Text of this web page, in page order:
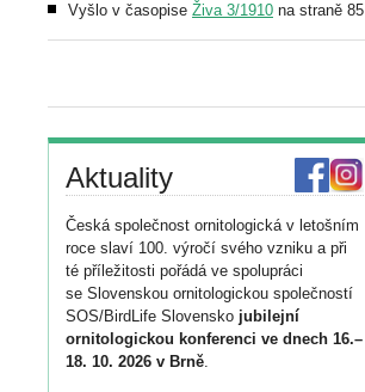
Vyšlo v časopise Živa 3/1910 na straně 85
Aktuality
Česká společnost ornitologická v letošním
roce slaví 100. výročí svého vzniku a při
té příležitosti pořádá ve spolupráci
se Slovenskou ornitologickou společností
SOS/BirdLife Slovensko jubilejní
ornitologickou konferenci ve dnech 16.–
18. 10. 2026 v Brně.